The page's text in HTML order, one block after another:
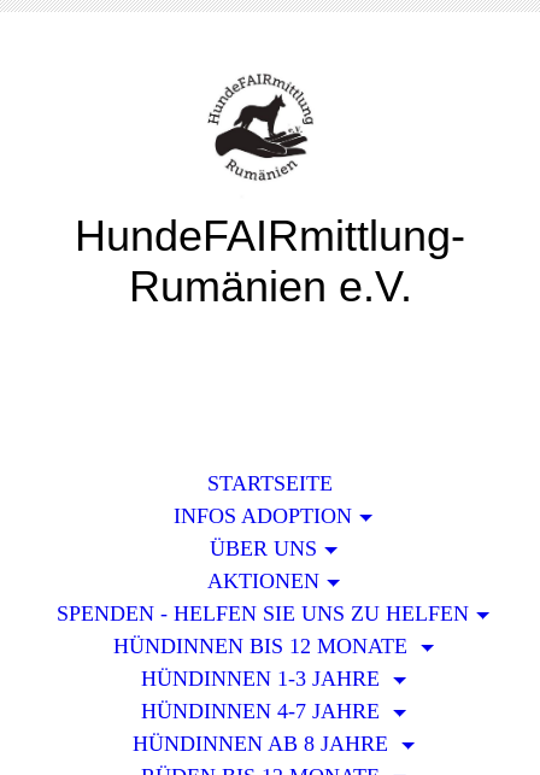
HundeFAIRmittlung-
Rumänien e.V.
STARTSEITE
INFOS ADOPTION
ÜBER UNS
AKTIONEN
SPENDEN - HELFEN SIE UNS ZU HELFEN
HÜNDINNEN BIS 12 MONATE
HÜNDINNEN 1-3 JAHRE
HÜNDINNEN 4-7 JAHRE
HÜNDINNEN AB 8 JAHRE